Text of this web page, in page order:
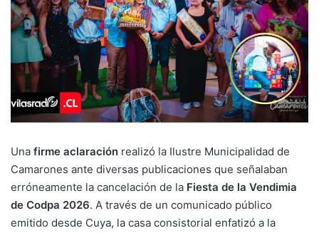
Una firme aclaración realizó la Ilustre Municipalidad de
Camarones ante diversas publicaciones que señalaban
erróneamente la cancelación de la Fiesta de la Vendimia
de Codpa 2026. A través de un comunicado público
emitido desde Cuya, la casa consistorial enfatizó a la